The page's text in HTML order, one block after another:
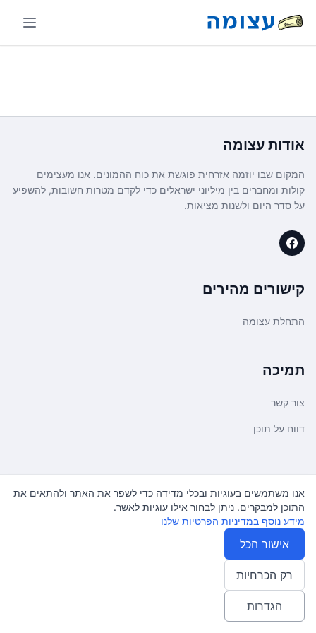
אודות עצומה
המקום שבו יוזמה אזרחית פוגשת את כוח ההמונים. אנו מעצימים
קולות ומחברים בין מיליוני ישראלים כדי לקדם מטרות חשובות, להשפיע
על סדר היום ולשנות מציאות.
קישורים מהירים
התחלת עצומה
תמיכה
צור קשר
דווח על תוכן
משפטי ועדכונים
מדיניות פרטיות
תנאי שימוש
© 2026 עצומה. כל הזכויות שמורות.
אנו משתמשים בעוגיות ובכלי מדידה כדי לשפר את האתר ולהתאים את
התוכן למבקרים. ניתן לבחור אילו עוגיות לאשר.
מידע נוסף במדיניות הפרטיות שלנו
אישור הכל
רק הכרחיות
הגדרות